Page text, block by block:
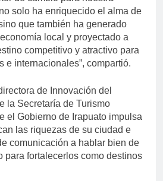
solo ha enriquecido el alma de
que también ha generado
local y proyectado a
competitivo y atractivo para
e internacionales”, compartió.
de Innovación del
la Secretaría de Turismo
el Gobierno de Irapuato impulsa
las riquezas de su ciudad e
comunicación a hablar bien de
para fortalecerlos como destinos